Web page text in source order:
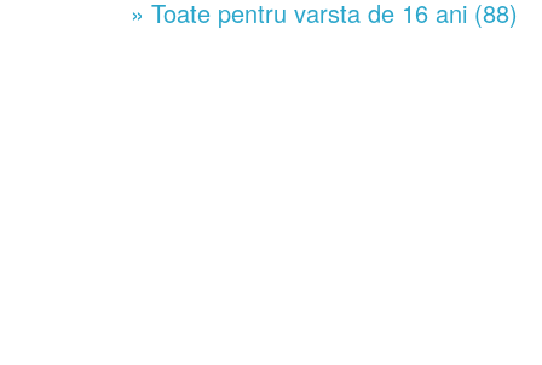
» Toate pentru varsta de 16 ani (88)